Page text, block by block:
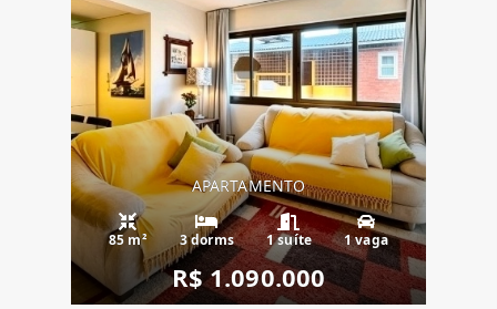
APARTAMENTO
85 m² 3 dorms 1 suíte 1 vaga
R$ 1.090.000